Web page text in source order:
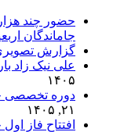
حضور چند
جاماندگان
گزارش
علی نیک زاد
۱۴۰۵
دوره تخصصی
۲۱, ۱۴۰۵
افتتاح فاز